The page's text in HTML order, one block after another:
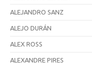
ALEJANDRO SANZ
ALEJO DURÁN
ALEX ROSS
ALEXANDRE PIRES